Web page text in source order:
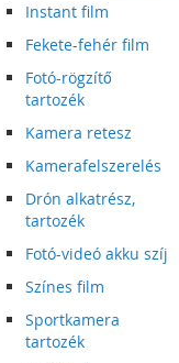
Instant film
Fekete-fehér film
Fotó-rögzítő
tartozék
Kamera retesz
Kamerafelszerelés
Drón alkatrész,
tartozék
Fotó-videó akku szíj
Színes film
Sportkamera
tartozék